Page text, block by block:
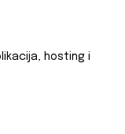
hosting i